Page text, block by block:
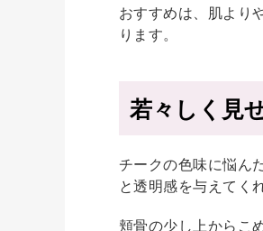
おすすめは、肌より
ります。
若々しく見
チークの色味に悩ん
と透明感を与えてく
頬骨の少し上からこ